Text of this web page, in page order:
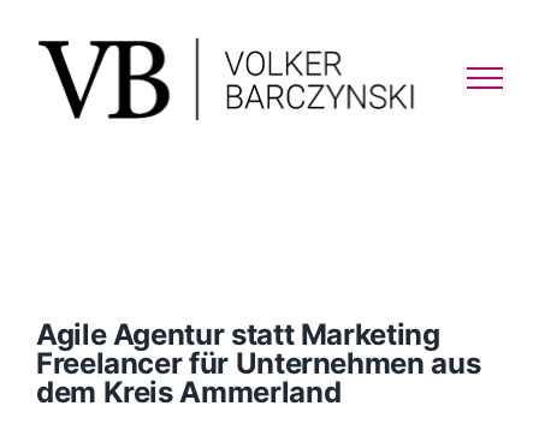
content
Agile Agentur statt Marketing
Freelancer für Unternehmen aus
dem Kreis Ammerland